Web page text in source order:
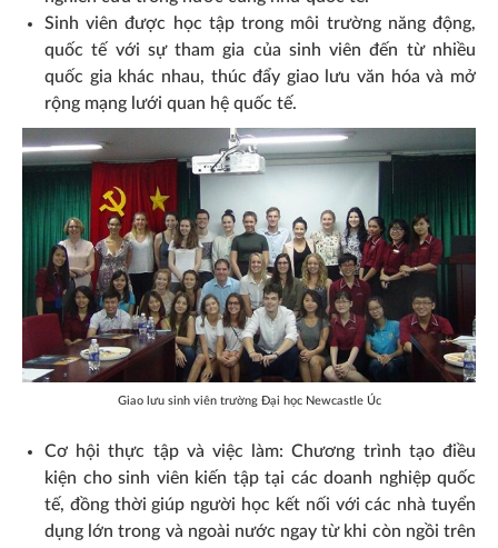
Sinh viên được học tập trong môi trường năng động,
quốc tế với sự tham gia của sinh viên đến từ nhiều
quốc gia khác nhau, thúc đẩy giao lưu văn hóa và mở
rộng mạng lưới quan hệ quốc tế.
Giao lưu sinh viên trường Đại học Newcastle Úc
Cơ hội thực tập và việc làm: Chương trình tạo điều
kiện cho sinh viên kiến tập tại các doanh nghiệp quốc
tế, đồng thời giúp người học kết nối với các nhà tuyển
dụng lớn trong và ngoài nước ngay từ khi còn ngồi trên